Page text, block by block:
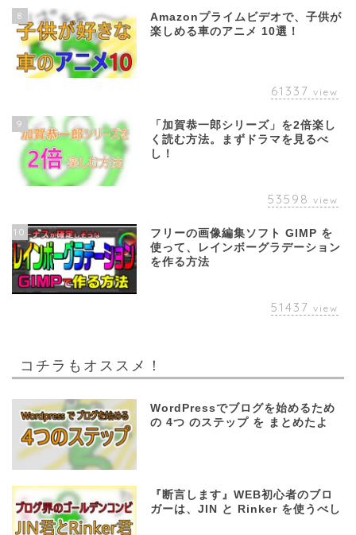
8
Amazonプライムビデオで、子供が
楽しめる車のアニメ 10選！
61337 view
9
「加賀恭一郎シリーズ」を2倍楽し
く読む方法。まずドラマを見るべ
し！
53598 view
10
フリーの画像編集ソフト GIMP を
使って、レインボーグラデーション
を作る方法
51437 view
コチラもオススメ！
WordPressでブログを始めるため
の 4つ のステップ を まとめたよ
『断言します』WEB初心者のブロ
ガーは、JIN と Rinker を使うべし